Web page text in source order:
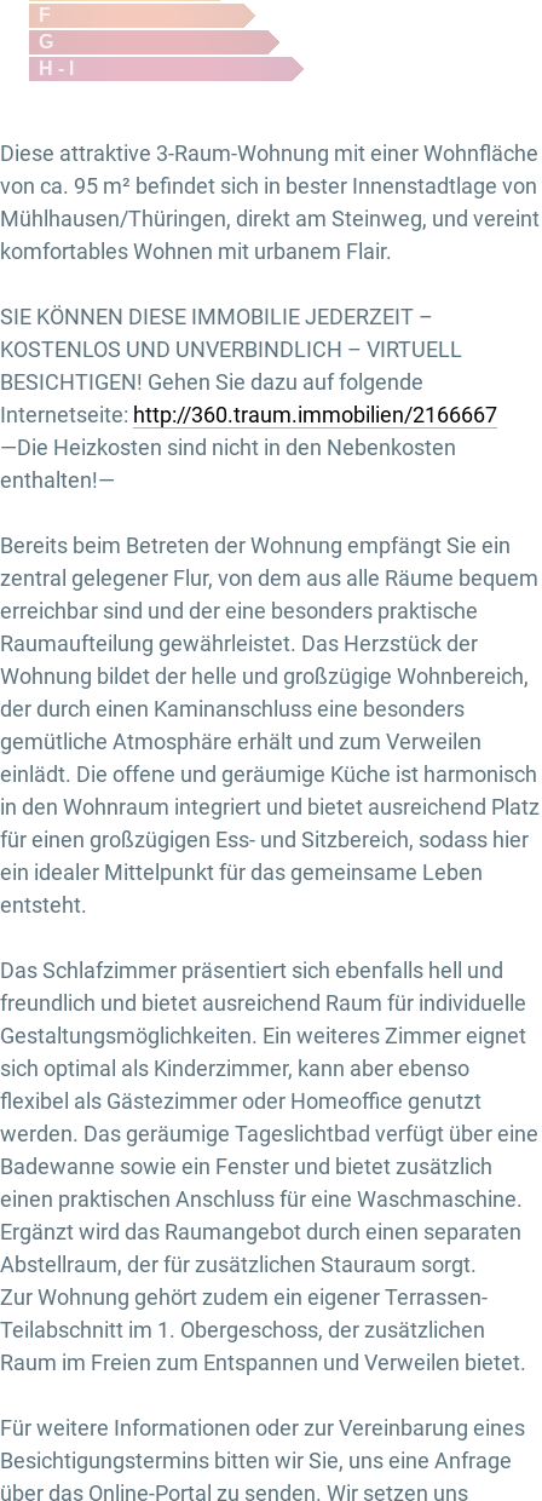
F
G
H - I
Diese attraktive 3-Raum-Wohnung mit einer Wohnfläche
von ca. 95 m² befindet sich in bester Innenstadtlage von
Mühlhausen/Thüringen, direkt am Steinweg, und vereint
komfortables Wohnen mit urbanem Flair.
SIE KÖNNEN DIESE IMMOBILIE JEDERZEIT –
KOSTENLOS UND UNVERBINDLICH – VIRTUELL
BESICHTIGEN! Gehen Sie dazu auf folgende
Internetseite: http://360.traum.immobilien/2166667
—Die Heizkosten sind nicht in den Nebenkosten
enthalten!—
Bereits beim Betreten der Wohnung empfängt Sie ein
zentral gelegener Flur, von dem aus alle Räume bequem
erreichbar sind und der eine besonders praktische
Raumaufteilung gewährleistet. Das Herzstück der
Wohnung bildet der helle und großzügige Wohnbereich,
der durch einen Kaminanschluss eine besonders
gemütliche Atmosphäre erhält und zum Verweilen
einlädt. Die offene und geräumige Küche ist harmonisch
in den Wohnraum integriert und bietet ausreichend Platz
für einen großzügigen Ess- und Sitzbereich, sodass hier
ein idealer Mittelpunkt für das gemeinsame Leben
entsteht.
Das Schlafzimmer präsentiert sich ebenfalls hell und
freundlich und bietet ausreichend Raum für individuelle
Gestaltungsmöglichkeiten. Ein weiteres Zimmer eignet
sich optimal als Kinderzimmer, kann aber ebenso
flexibel als Gästezimmer oder Homeoffice genutzt
werden. Das geräumige Tageslichtbad verfügt über eine
Badewanne sowie ein Fenster und bietet zusätzlich
einen praktischen Anschluss für eine Waschmaschine.
Ergänzt wird das Raumangebot durch einen separaten
Abstellraum, der für zusätzlichen Stauraum sorgt.
Zur Wohnung gehört zudem ein eigener Terrassen-
Teilabschnitt im 1. Obergeschoss, der zusätzlichen
Raum im Freien zum Entspannen und Verweilen bietet.
Für weitere Informationen oder zur Vereinbarung eines
Besichtigungstermins bitten wir Sie, uns eine Anfrage
über das Online-Portal zu senden. Wir setzen uns